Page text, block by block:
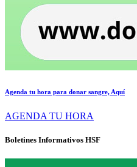
Agenda tu hora para donar sangre, Aquí
AGENDA TU HORA
Boletines Informativos HSF